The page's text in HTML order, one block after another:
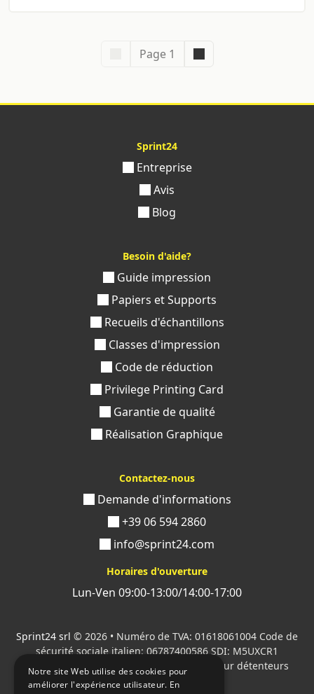
Page 1
Sprint24
Entreprise
Avis
Blog
Besoin d'aide?
Guide impression
Papiers et Supports
Recueils d'échantillons
Classes d'impression
Code de réduction
Privilege Printing Card
Garantie de qualité
Réalisation Graphique
Contactez-nous
Demande d'informations
+39 06 594 2860
info@sprint24.com
Horaires d'ouverture
Lun-Ven 09:00-13:00/14:00-17:00
Sprint24 srl © 2026 • Numéro de TVA: 01618061004 Code de
sécurité sociale italien: 06787400586 SDI: M5UXCR1
Tous les logos cités sont la propriété de leur détenteurs
respectifs.
Notre site Web utilise des cookies pour
améliorer l'expérience utilisateur. En